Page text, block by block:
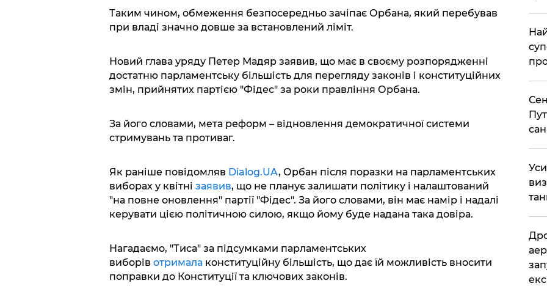
Таким чином, обмеження безпосередньо зачіпає Орбана, який перебував
при владі значно довше за встановлений ліміт.
Новий глава уряду Петер Мадяр заявив, що має в своєму розпорядженні
достатню парламентську більшість для перегляду законів і конституційних
змін, прийнятих партією "Фідес" за роки правління Орбана.
За його словами, мета реформ – відновлення демократичної системи
стримувань та противаг.
Як раніше повідомляв Dialog.UA, Орбан після поразки на парламентських
виборах у квітні заявив, що не планує залишати політику і налаштований
"на повне оновлення" партії "Фідес". За його словами, він має намір і надалі
керувати цією політичною силою, якщо йому буде надана така довіра.
Нагадаємо, "Тиса" за підсумками парламентських
виборів отримала конституційну більшість, що дає їй можливість вносити
поправки до Конституції та ключових законів.